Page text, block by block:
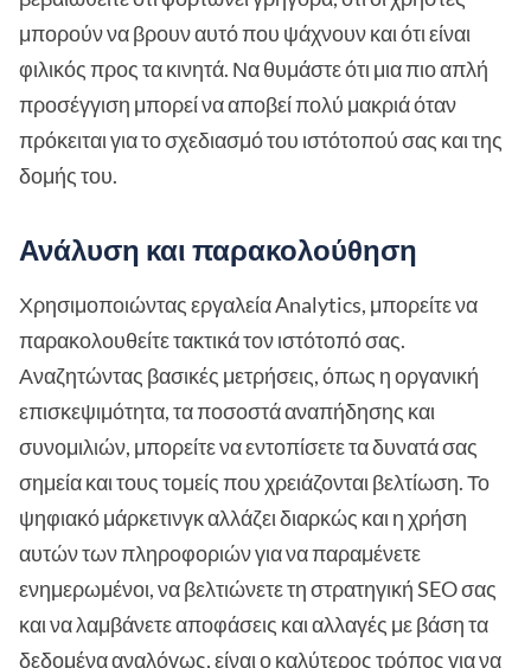
μπορούν να βρουν αυτό που ψάχνουν και ότι είναι
φιλικός προς τα κινητά. Να θυμάστε ότι μια πιο απλή
προσέγγιση μπορεί να αποβεί πολύ μακριά όταν
πρόκειται για το σχεδιασμό του ιστότοπού σας και της
δομής του.
Ανάλυση και παρακολούθηση
Χρησιμοποιώντας εργαλεία Analytics, μπορείτε να
παρακολουθείτε τακτικά τον ιστότοπό σας.
Αναζητώντας βασικές μετρήσεις, όπως η οργανική
επισκεψιμότητα, τα ποσοστά αναπήδησης και
συνομιλιών, μπορείτε να εντοπίσετε τα δυνατά σας
σημεία και τους τομείς που χρειάζονται βελτίωση. Το
ψηφιακό μάρκετινγκ αλλάζει διαρκώς και η χρήση
αυτών των πληροφοριών για να παραμένετε
ενημερωμένοι, να βελτιώνετε τη στρατηγική SEO σας
και να λαμβάνετε αποφάσεις και αλλαγές με βάση τα
δεδομένα αναλόγως, είναι ο καλύτερος τρόπος για να